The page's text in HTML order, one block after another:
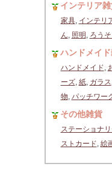
インテリア
家具, インテリ
ん, 照明 , ろう
ハンドメイ
ハンドメイド,
ーズ, 紙, ガラス
物, パッチワー
その他雑貨
ステーショナ
ストカード, 絵